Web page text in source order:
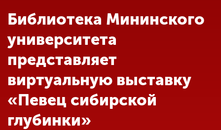
Абитуриенту
Обучение
Наука
Библиотека Мининского
университета
представляет
виртуальную выставку
«Певец сибирской
глубинки»